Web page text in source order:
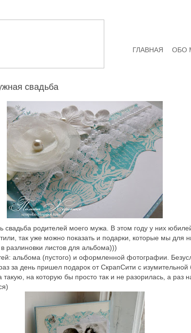
ОБО
ГЛАВНАЯ
свадьба
свадьба родителей моего мужа. В этом году у них
так уже можно показать и подарки, которые мы для
разлиновки листов для альбома)))
альбома (пустого) и оформленной фотографии.
за день пришел подарок от СкрапСити с изумительной
такую, на которую бы просто так и не разорилась, а раз